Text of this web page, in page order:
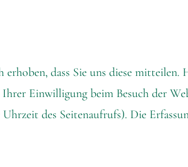
dass Sie uns diese
Einwilligung beim Besuch der
des Seitenaufrufs). Die